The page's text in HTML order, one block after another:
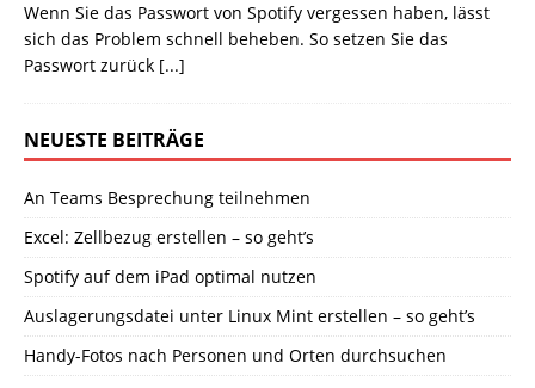
Wenn Sie das Passwort von Spotify vergessen haben, lässt
sich das Problem schnell beheben. So setzen Sie das
Passwort zurück [...]
NEUESTE BEITRÄGE
An Teams Besprechung teilnehmen
Excel: Zellbezug erstellen – so geht’s
Spotify auf dem iPad optimal nutzen
Auslagerungsdatei unter Linux Mint erstellen – so geht’s
Handy-Fotos nach Personen und Orten durchsuchen